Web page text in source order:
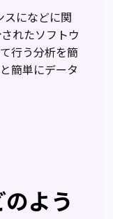
スになどに関
れたソフトウ
行う分析を簡
簡単にデータ
よう